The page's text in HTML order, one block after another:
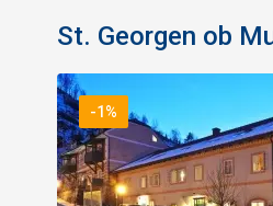
St. Georgen ob
-1%